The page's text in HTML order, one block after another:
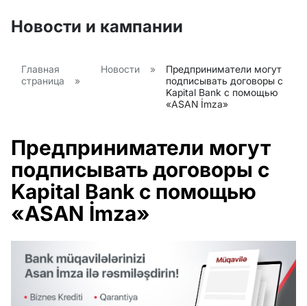
Новости и кампании
Главная
страница
»
Новости »
Предприниматели могут
подписывать договоры с
Kapital Bank с помощью
«ASAN İmza»
Предприниматели могут
подписывать договоры с
Kapital Bank с помощью
«ASAN İmza»